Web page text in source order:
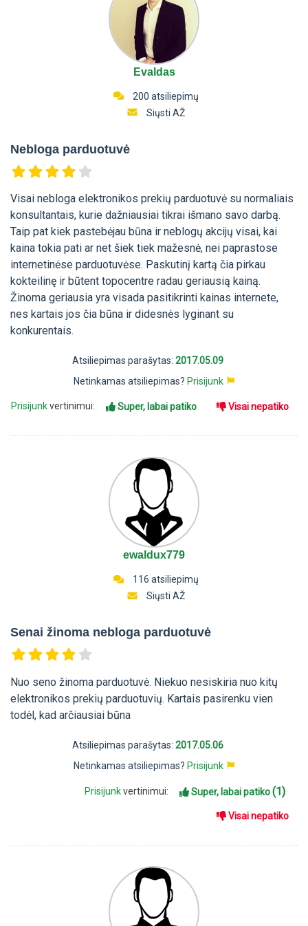
Evaldas
200 atsiliepimų
Siųsti AŽ
Nebloga parduotuvė
Visai nebloga elektronikos prekių parduotuvė su normaliais
konsultantais, kurie dažniausiai tikrai išmano savo darbą.
Taip pat kiek pastebėjau būna ir neblogų akcijų visai, kai
kaina tokia pati ar net šiek tiek mažesnė, nei paprastose
internetinėse parduotuvėse. Paskutinį kartą čia pirkau
kokteilinę ir būtent topocentre radau geriausią kainą.
Žinoma geriausia yra visada pasitikrinti kainas internete,
nes kartais jos čia būna ir didesnės lyginant su
konkurentais.
Atsiliepimas parašytas: 2017.05.09
Netinkamas atsiliepimas? Prisijunk
Prisijunkvertinimui: Super, labai patiko Visai nepatiko
ewaldux779
116 atsiliepimų
Siųsti AŽ
Senai žinoma nebloga parduotuvė
Nuo seno žinoma parduotuvė. Niekuo nesiskiria nuo kitų
elektronikos prekių parduotuvių. Kartais pasirenku vien
todėl, kad arčiausiai būna
Atsiliepimas parašytas: 2017.05.06
Netinkamas atsiliepimas? Prisijunk
Prisijunkvertinimui: Super, labai patiko(1)
Visai nepatiko